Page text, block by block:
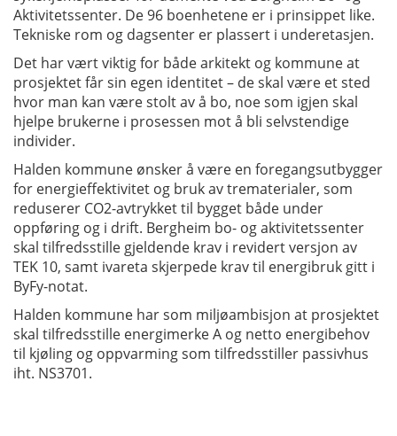
Aktivitetssenter. De 96 boenhetene er i prinsippet like.
Tekniske rom og dagsenter er plassert i underetasjen.
Det har vært viktig for både arkitekt og kommune at
prosjektet får sin egen identitet – de skal være et sted
hvor man kan være stolt av å bo, noe som igjen skal
hjelpe brukerne i prosessen mot å bli selvstendige
individer.
Halden kommune ønskerå være en foregangsutbygger
for energieffektivitet og brukav trematerialer, som
reduserer CO2-avtrykket til bygget både under
oppføring og i drift. Bergheim bo- og aktivitetssenter
skal tilfredsstille gjeldende krav i revidert versjon av
TEK 10, samt ivareta skjerpede krav til energibruk gitt i
ByFy-notat.
Halden kommune har som miljøambisjon at prosjektet
skal tilfredsstille energimerke A og netto energibehov
til kjøling og oppvarming som tilfredsstiller passivhus
iht. NS3701.